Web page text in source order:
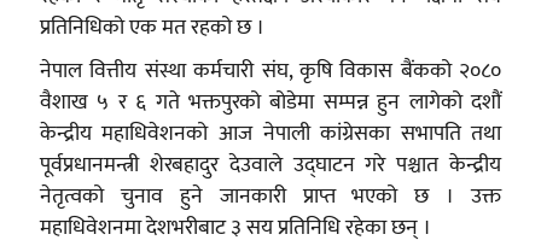
प्रतिनिधिको एक मत रहको छ ।
नेपाल वित्तीय संस्था कर्मचारी संघ, कृषि विकास बैंकको २०८०
वैशाख ५ र ६ गते भक्तपुरको बोडेमा सम्पन्न हुन लागेको दशौं
केन्द्रीय महाधिवेशनको आज नेपाली कांग्रेसका सभापति तथा
पूर्वप्रधानमन्त्री शेरबहादुर देउवाले उद्घाटन गरे पश्चात केन्द्रीय
नेतृत्वको चुनाव हुने जानकारी प्राप्त भएको छ । उक्त
महाधिवेशनमा देशभरीबाट ३ सय प्रतिनिधि रहेका छन् ।